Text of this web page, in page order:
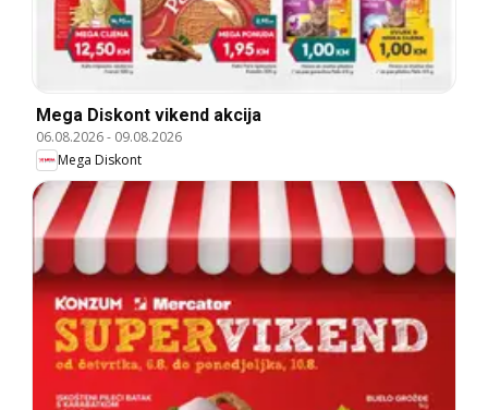
Mega Diskont vikend akcija
06.08.2026- 09.08.2026
Mega Diskont